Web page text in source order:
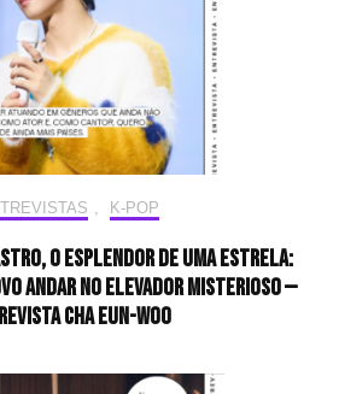
K-POP
o esplendor de uma estrela:
andar no elevador misterioso —
CHA EUN-WOO